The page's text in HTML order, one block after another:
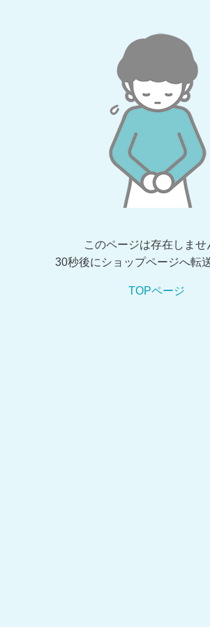
このページは存在しませ
30秒後にショップページへ転
TOPページ